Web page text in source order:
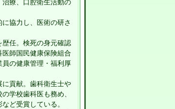
治療、口腔衛生活動の
協力し、医術の研さ
任。検死の身元確認
師国民健康保険組合
の健康管理・福利厚
貢献。歯科衛生士や
学校歯科医も務め、
ど受賞している。